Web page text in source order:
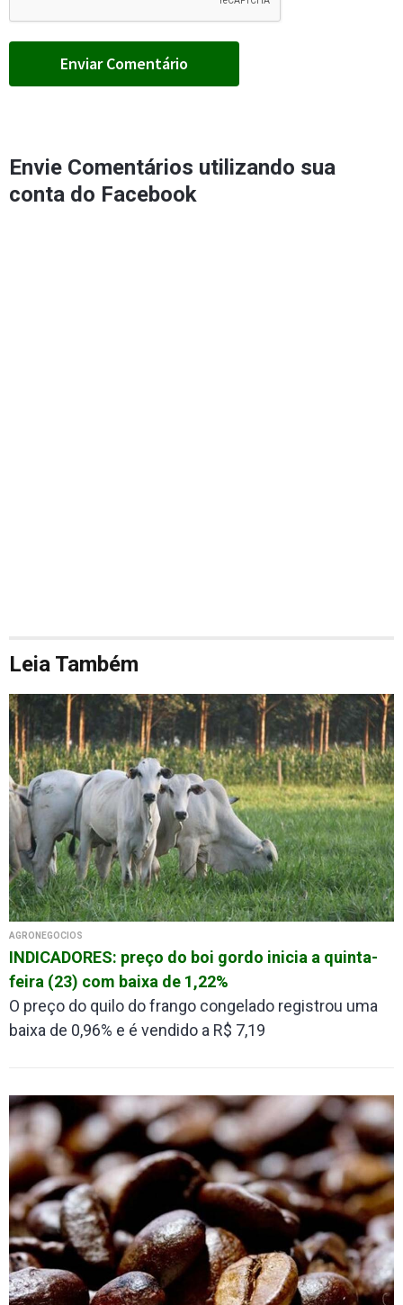
Envie Comentários utilizando sua
conta do Facebook
Leia Também
AGRONEGÓCIOS
INDICADORES: preço do boi gordo inicia a quinta-
feira (23) com baixa de 1,22%
O preço do quilo do frango congelado registrou uma
baixa de 0,96% e é vendido a R$ 7,19